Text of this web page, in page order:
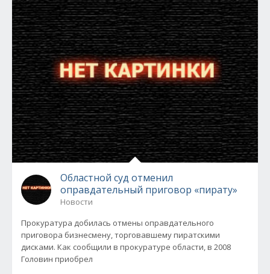
Областной суд отменил
оправдательный приговор «пирату»
Новости
Прокуратура добилась отмены оправдательного
приговора бизнесмену, торговавшему пиратскими
дисками. Как сообщили в прокуратуре области, в 2008
Головин приобрел